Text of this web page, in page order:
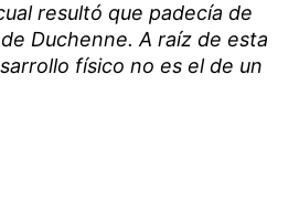
resultó que padecía de
Duchenne. A raíz de esta
físico no es el de un